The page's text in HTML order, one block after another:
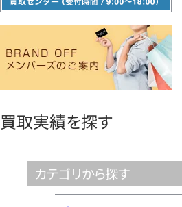
ヤ
買取実績を探す
カテゴリから探す